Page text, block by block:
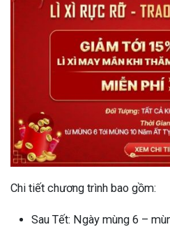
Chi tiết chương trình bao gồm:
Sau Tết: Ngày mùng 6 –